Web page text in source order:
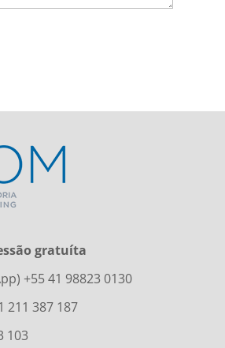
gratuíta
+55 41 98823 0130
211 387 187
103